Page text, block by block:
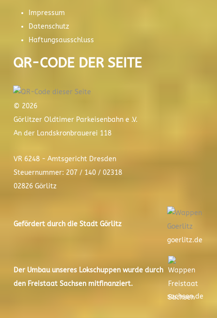
Impressum
Datenschutz
Haftungsausschluss
QR-CODE DER SEITE
© 2026
Görlitzer Oldtimer Parkeisenbahn e .V.
An der Landskronbrauerei 118
VR 6248 - Amtsgericht Dresden
Steuernummer: 207 / 140 / 02318
02826 Görlitz
Gefördert durch die Stadt Görlitz
goerlitz.de
Der Umbau unseres Lokschuppen wurde durch
den Freistaat Sachsen mitfinanziert.
sachsen.de